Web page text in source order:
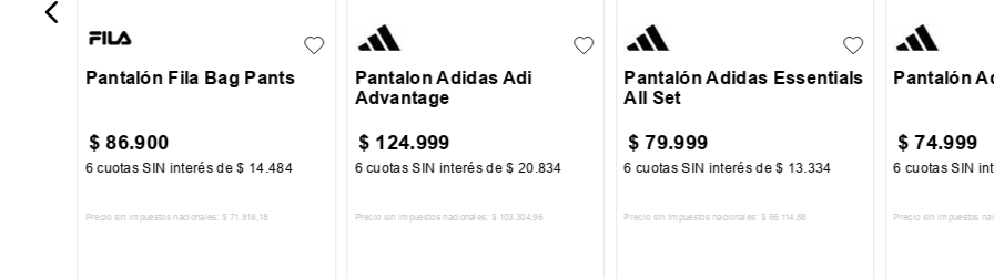
Pantalón Fila Bag Pants
$ 86.900
6 cuotas SIN interés de$ 14 .484
Precio sin impuestos nacionales: $ 71 .818 ,18
Pantalon Adidas Adi
Advantage
$ 124.999
6 cuotas SIN interés de$ 20 .834
Precio sin impuestos nacionales: $ 103 .304,96
Pantalón Adidas Essentials
All Set
$ 79.999
6 cuotas SIN interés de$ 13 334
Precio sin impuestos nacionales: $ 66. 114 ,88
Pantalón
$ 74.999
6 cuotas SIN
Precio sin impuestos